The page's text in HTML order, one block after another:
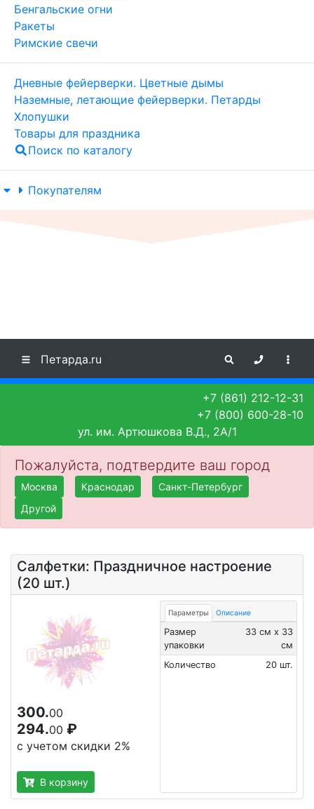
Бенгальские огни
Ракеты
Римские свечи
Дневные фейерверки. Цветные дымы
Наземные, летающие фейерверки. Петарды
Хлопушки
Товары для праздника
Поиск по каталогу
Покупателям
Петарда.ru
+7 (861) 212-12-31
+7 (800) 600-28-10
ул. им. Артюшкова В.Д., 2А/1
Пожалуйста, подтвердите ваш город
Москва Краснодар
Санкт-Петербург
Другой
Салфетки: Праздничное настроение
(20 шт.)
300.00
294.00 ₽
с учетом скидки 2%
В корзину
Параметры Описание
Размер
упаковки
33 см х 33
см
Количество
20 шт.